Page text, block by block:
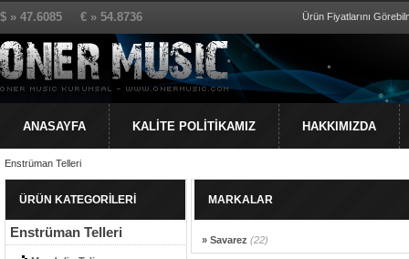
$ » 47.6085 € » 54.8736 Ürün Fiyatlarını
ANASAYFA KALİTE POLİTİKAMIZ HAKKIMIZDA
Enstrüman Telleri
ÜRÜN KATEGORİLERİ
Enstrüman Telleri
MARKALAR
» Savarez (22)